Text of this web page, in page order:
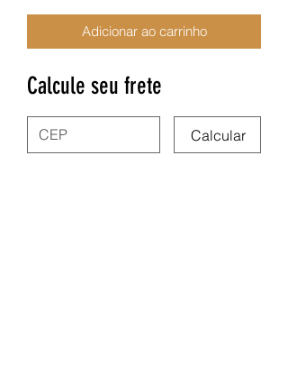
Adicionar ao carrinho
Calcule seu frete
Calcular